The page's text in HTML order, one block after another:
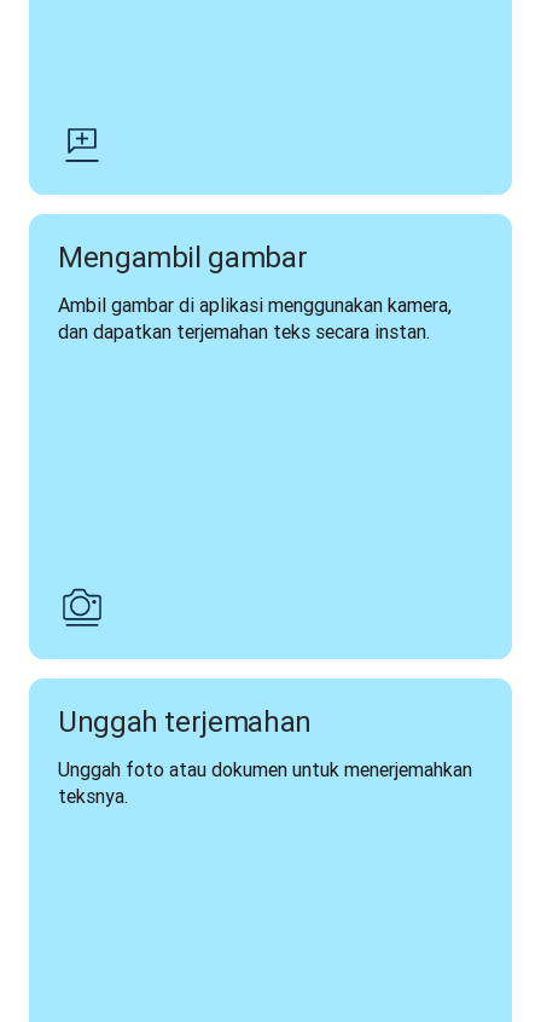
Mengambil gambar
Ambil gambar di aplikasi menggunakan kamera,
dan dapatkan terjemahan teks secara instan.
Unggah terjemahan
Unggah foto atau dokumen untuk menerjemahkan
teksnya.